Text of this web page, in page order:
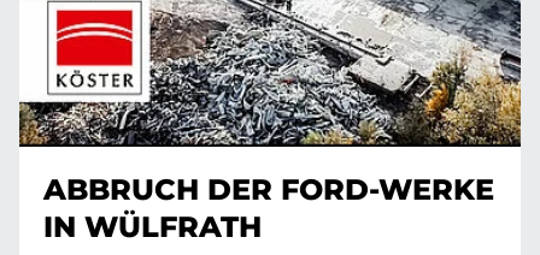
ABBRUCH DER FORD-WERKE
IN WÜLFRATH